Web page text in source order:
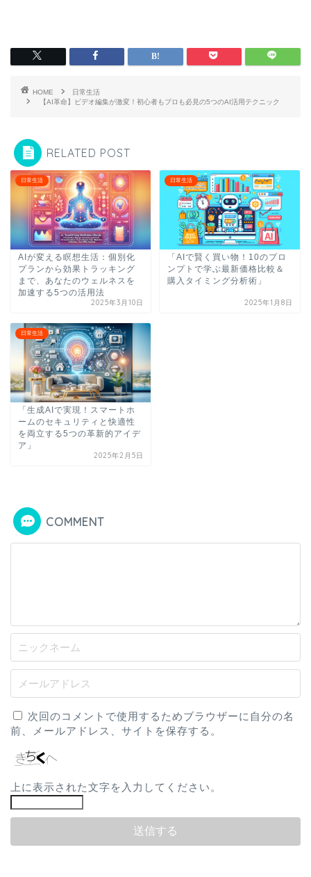
HOME
日常生活
【AI革命】ビデオ編集が激変！初心者もプロも必見の5つのAI活用テクニック
RELATED POST
日常生活
AIが変える瞑想生活：個別化
プランから効果トラッキング
まで、あなたのウェルネスを
加速する5つの活用法
2025年3月10日
日常生活
「AIで賢く買い物！10のプロ
ンプトで学ぶ最新価格比較＆
購入タイミング分析術」
2025年1月8日
日常生活
「生成AIで実現！スマートホ
ームのセキュリティと快適性
を両立する5つの革新的アイデ
ア」
2025年2月5日
COMMENT
次回のコメントで使用するためブラウザーに自分の名
前、メールアドレス、サイトを保存する。
上に表示された文字を入力してください。